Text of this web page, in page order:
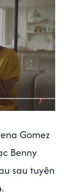
Gomez
Benny
sau tuyên